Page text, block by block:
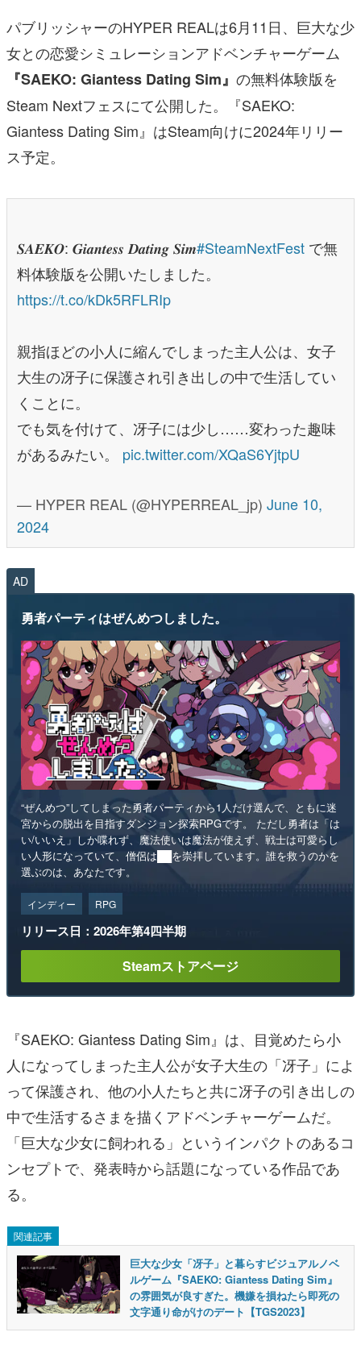
その他
電ファミニコゲーマーとは？
運営：株式会社マレ
パブリッシャーのHYPER REALは6月11日、巨大な少
女との恋愛シミュレーションアドベンチャーゲーム
『SAEKO: Giantess Dating Sim』 の無料体験版を
Steam Nextフェスにて公開した。『SAEKO:
Giantess Dating Sim』はSteam向けに2024年リリー
ス予定。
𝑺𝑨𝑬𝑲𝑶: 𝑮𝒊𝒂𝒏𝒕𝒆𝒔𝒔 𝑫𝒂𝒕𝒊𝒏𝒈 𝑺𝒊𝒎#SteamNextFest で無
料体験版を公開いたしました。
https://t.co/kDk5RFLRIp
親指ほどの小人に縮んでしまった主人公は、女子
大生の冴子に保護され引き出しの中で生活してい
くことに。
でも気を付けて、冴子には少し……変わった趣味
があるみたい。 pic.twitter.com/XQaS6YjtpU
— HYPER REAL (@HYPERREAL_jp) June 10,
2024
AD
勇者パーティはぜんめつしました。
“ぜんめつ”してしまった勇者パーティから1人だけ選んで、ともに迷
宮からの脱出を目指すダンジョン探索RPGです。 ただし勇者は「は
い/いいえ」しか喋れず、魔法使いは魔法が使えず、戦士は可愛らし
い人形になっていて、僧侶は██を崇拝しています。誰を救うのかを
選ぶのは、あなたです。
インディー RPG
リリース日：2026年第4四半期
Steamストアページ
『SAEKO: Giantess Dating Sim』は、目覚めたら小
人になってしまった主人公が女子大生の「冴子」によ
って保護され、他の小人たちと共に冴子の引き出しの
中で生活するさまを描くアドベンチャーゲームだ。
「巨大な少女に飼われる」というインパクトのあるコ
ンセプトで、発表時から話題になっている作品であ
る。
関連記事
巨大な少女「冴子」と暮らすビジュアルノベ
ルゲーム『SAEKO: Giantess Dating Sim』
の雰囲気が良すぎた。機嫌を損ねたら即死の
文字通り命がけのデート【TGS2023】